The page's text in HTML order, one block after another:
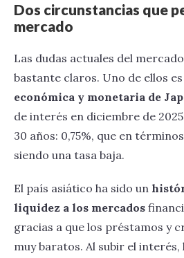
Dos circunstancias que
mercado
Las dudas actuales del
bastante claros. Uno de ellos
económica y monetaria de
de interés en diciembre de
30 años: 0,75%, que en
siendo una tasa baja.
El país asiático ha sido un
liquidez a los mercados
gracias a que los préstamos y
muy baratos. Al subir el interés,